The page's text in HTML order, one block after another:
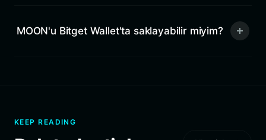
MOON'u Bitget Wallet'ta saklayabilir miyim?
KEEP READING